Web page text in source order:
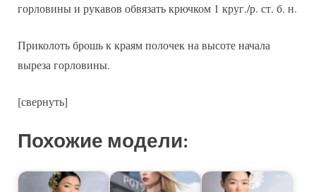
горловины и рукавов обвязать крючком 1 круг./р. ст. б. н.
Приколоть брошь к краям полочек на высоте начала
выреза горловины.
[свернуть]
Похожие модели: